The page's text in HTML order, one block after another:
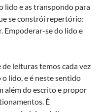
lido e as transpondo para
se constrói repertório:
Empoderar-se do lido e
leituras temos cada vez
lido, e é neste sentido
além do escrito e propor
É